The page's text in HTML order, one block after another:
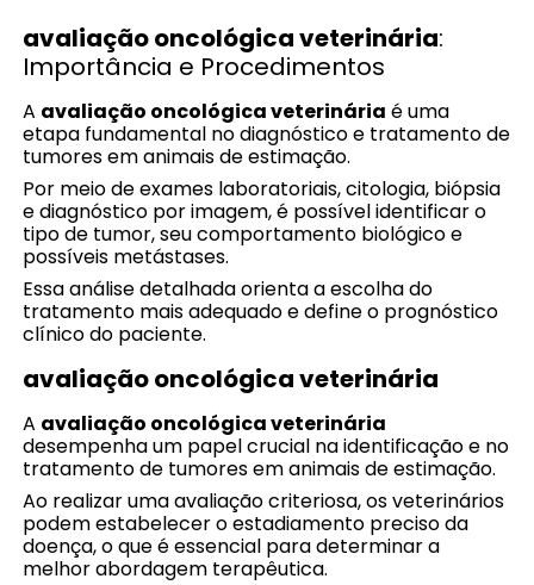
avaliação oncológica veterinária:
Importância e Procedimentos
A avaliação oncológica veterinária é uma
etapa fundamental no diagnóstico e tratamento de
tumores em animais de estimação.
Por meio de exames laboratoriais, citologia, biópsia
e diagnóstico por imagem, é possível identificar o
tipo de tumor, seu comportamento biológico e
possíveis metástases.
Essa análise detalhada orienta a escolha do
tratamento mais adequado e define o prognóstico
clínico do paciente.
avaliação oncológica veterinária
A avaliação oncológica veterinária
desempenha um papel crucial na identificação e no
tratamento de tumores em animais de estimação.
Ao realizar uma avaliação criteriosa, os veterinários
podem estabelecer o estadiamento preciso da
doença, o que é essencial para determinar a
melhor abordagem terapêutica.